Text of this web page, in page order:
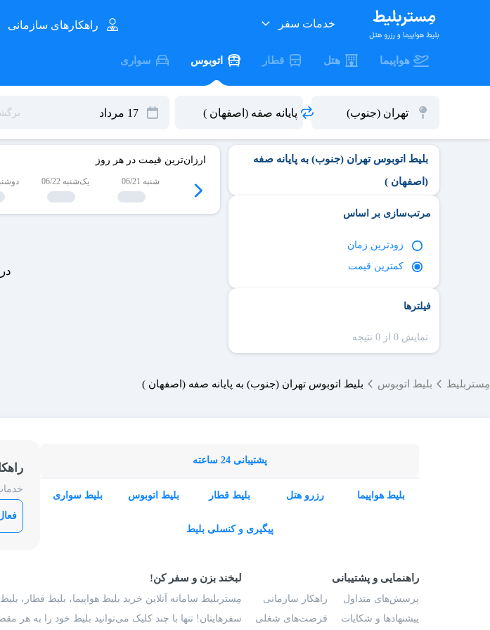
خدمات سفر راهکارهای سازمانی
هواپیما هتل قطار اتوبوس سواری
بلیط اتوبوس تهران (جنوب) به پایانه صفه
(اصفهان )
مرتب‌سازی بر اساس
زود‌ترین زمان
کمترین قیمت
فیلترها
نمایش 0 از 0 نتیجه
ارزان‌ترین قیمت در هر روز
سه‌شنبه 06/17 شنبه 06/21 یک‌شنبه 06/22 دوشنبه
مِستربلیط بلیط اتوبوس بلیط اتوبوس تهران (جنوب) به پایانه صفه (اصفهان )
پشتیبانی 24 ساعته
بلیط هواپیما رزرو هتل بلیط قطار بلیط اتوبوس بلیط سواری
پیگیری و کنسلی بلیط
راهنمایی و پشتیبانی
پرسش‌های متداول
پیشنهادها و شکایات
راهکار سازمانی
فرصت‌های شغلی
لبخند بزن و سفر کن!
مِستربلیط سامانه آنلاین خرید بلیط هواپیما، بلیط قطار،
سفرهایتان! تنها با چند کلیک می‌توانید بلیط خود را به هر